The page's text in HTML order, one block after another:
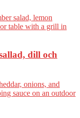
dill och